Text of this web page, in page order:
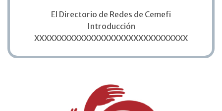
El Directorio de Redes de Cemefi
Introducción
XXXXXXXXXXXXXXXXXXXXXXXXXXXXXXX